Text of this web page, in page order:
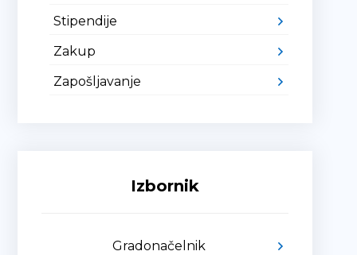
Stipendije
Zakup
Zapošljavanje
Izbornik
Gradonačelnik